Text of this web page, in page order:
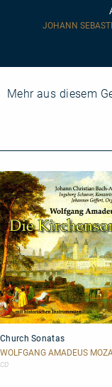
JOHANN
Mehr aus diesem
Sonatas
Church Sonatas
WOLFGANG AMADEUS
CD